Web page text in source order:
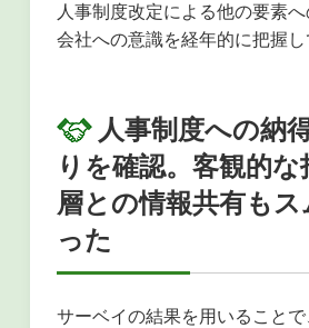
人事制度改定による他の要素
会社への意識を経年的に把握し
人事制度への納
りを確認。客観的
層との情報共有も
った
サーベイの結果を用いること